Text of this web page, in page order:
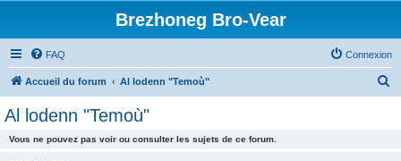
Brezhoneg Bro-Vear
FAQ Connexion
Accueil du forum Al lodenn "Temoù"
Al lodenn "Temoù"
Vous ne pouvez pas voir ou consulter les sujets de ce forum.